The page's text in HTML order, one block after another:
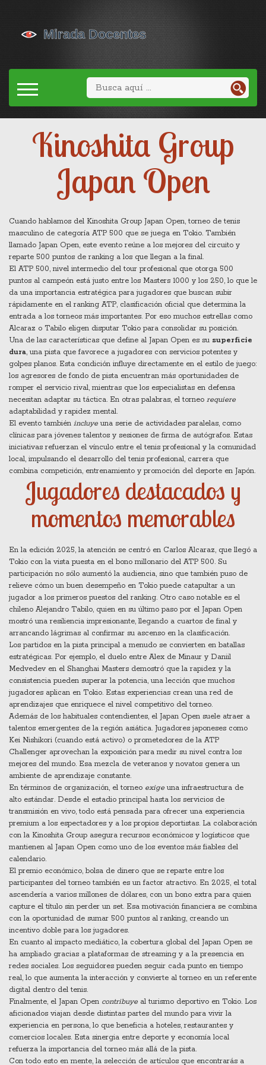
Kinoshita Group
Japan Open
Cuando hablamos del Kinoshita Group Japan Open,torneo de tenis
masculino de categoría ATP 500 que se juega en Tokio. También
llamado Japan Open, este evento reúne a los mejores del circuito y
reparte 500 puntos de ranking a los que llegan a la final.
El ATP 500,nivel intermedio del tour profesional que otorga 500
puntos al campeón está justo entre los Masters 1000 y los 250, lo que le
da una importancia estratégica para jugadores que buscan subir
rápidamente en elranking ATP, clasificación oficial que determina la
entrada a los torneos más importantes. Por eso muchos estrellas como
Alcaraz o Tabilo eligen disputar Tokio para consolidar su posición.
Una de las características que define al Japan Open es su superficie
dura, una pista que favorece a jugadores con servicios potentes y
golpes planos. Esta condición influye directamente en el estilo de juego:
los agresores de fondo de pista encuentran más oportunidades de
romper el servicio rival, mientras que los especialistas en defensa
necesitan adaptar su táctica. En otras palabras, el torneo requiere
adaptabilidad y rapidez mental.
El evento también incluye una serie de actividades paralelas, como
clínicas para jóvenes talentos y sesiones de firma de autógrafos. Estas
iniciativas refuerzan el vínculo entre el tenis profesional y la comunidad
local, impulsando el desarrollo deltenis profesional, carrera que
combina competición, entrenamiento y promoción del deporte en Japón.
Jugadores destacados y
momentos memorables
En la edición 2025, la atención se centró en Carlos Alcaraz, que llegó a
Tokio con la vista puesta en el bono millonario del ATP 500. Su
participación no sólo aumentó la audiencia, sino que también puso de
relieve cómo un buen desempeño en Tokio puede catapultar a un
jugador a los primeros puestos del ranking. Otro caso notable es el
chileno Alejandro Tabilo, quien en su último paso por el Japan Open
mostró una resiliencia impresionante, llegando a cuartos de final y
arrancando lágrimas al confirmar su ascenso en la clasificación.
Los partidos en la pista principal a menudo se convierten en batallas
estratégicas. Por ejemplo, el duelo entre Alex de Minaur y Daniil
Medvedev en el Shanghai Masters demostró que la rapidez y la
consistencia pueden superar la potencia, una lección que muchos
jugadores aplican en Tokio. Estas experiencias crean una red de
aprendizajes que enriquece el nivel competitivo del torneo.
Además de los habituales contendientes, el Japan Open suele atraer a
talentos emergentes de la región asiática. Jugadores japoneses como
Kei Nishikori (cuando está activo) o prometedores de la ATP
Challenger aprovechan la exposición para medir su nivel contra los
mejores del mundo. Esa mezcla de veteranos y novatos genera un
ambiente de aprendizaje constante.
En términos de organización, el torneo exige una infraestructura de
alto estándar. Desde el estadio principal hasta los servicios de
transmisión en vivo, todo está pensada para ofrecer una experiencia
premium a los espectadores y a los propios deportistas. La colaboración
con la Kinoshita Group asegura recursos económicos y logísticos que
mantienen al Japan Open como uno de los eventos más fiables del
calendario.
El premio económico, bolsa de dinero que se reparte entre los
participantes del torneo también es un factor atractivo. En 2025, el total
ascendería a varios millones de dólares, con un bono extra para quien
capture el título sin perder un set. Esa motivación financiera se combina
con la oportunidad de sumar 500 puntos al ranking, creando un
incentivo doble para los jugadores.
En cuanto al impacto mediático, la cobertura global del Japan Open se
ha ampliado gracias a plataformas de streaming y a la presencia en
redes sociales. Los seguidores pueden seguir cada punto en tiempo
real, lo que aumenta la interacción y convierte al torneo en un referente
digital dentro del tenis.
Finalmente, el Japan Open contribuye al turismo deportivo en Tokio. Los
aficionados viajan desde distintas partes del mundo para vivir la
experiencia en persona, lo que beneficia a hoteles, restaurantes y
comercios locales. Esta sinergia entre deporte y economía local
refuerza la importancia del torneo más allá de la pista.
Con todo esto en mente, la selección de artículos que encontrarás a